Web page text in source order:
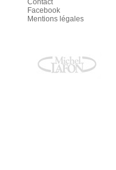
Contact
Facebook
Mentions légales